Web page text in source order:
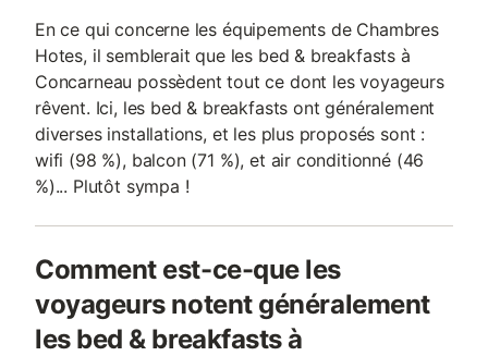
En ce qui concerne les équipements de Chambres
Hotes, il semblerait que les bed & breakfasts à
Concarneau possèdent tout ce dont les voyageurs
rêvent. Ici, les bed & breakfasts ont généralement
diverses installations, et les plus proposés sont :
wifi (98 %), balcon (71 %), et air conditionné (46
%)... Plutôt sympa !
Comment est-ce-que les
voyageurs notent généralement
les bed & breakfasts à